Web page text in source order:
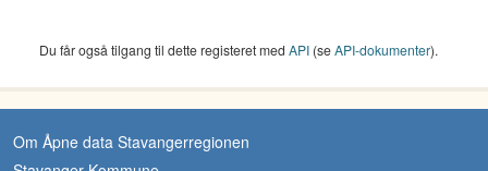
Du får også tilgang til dette registeret med API (seAPI-dokumenter).
Om Åpne data Stavangerregionen